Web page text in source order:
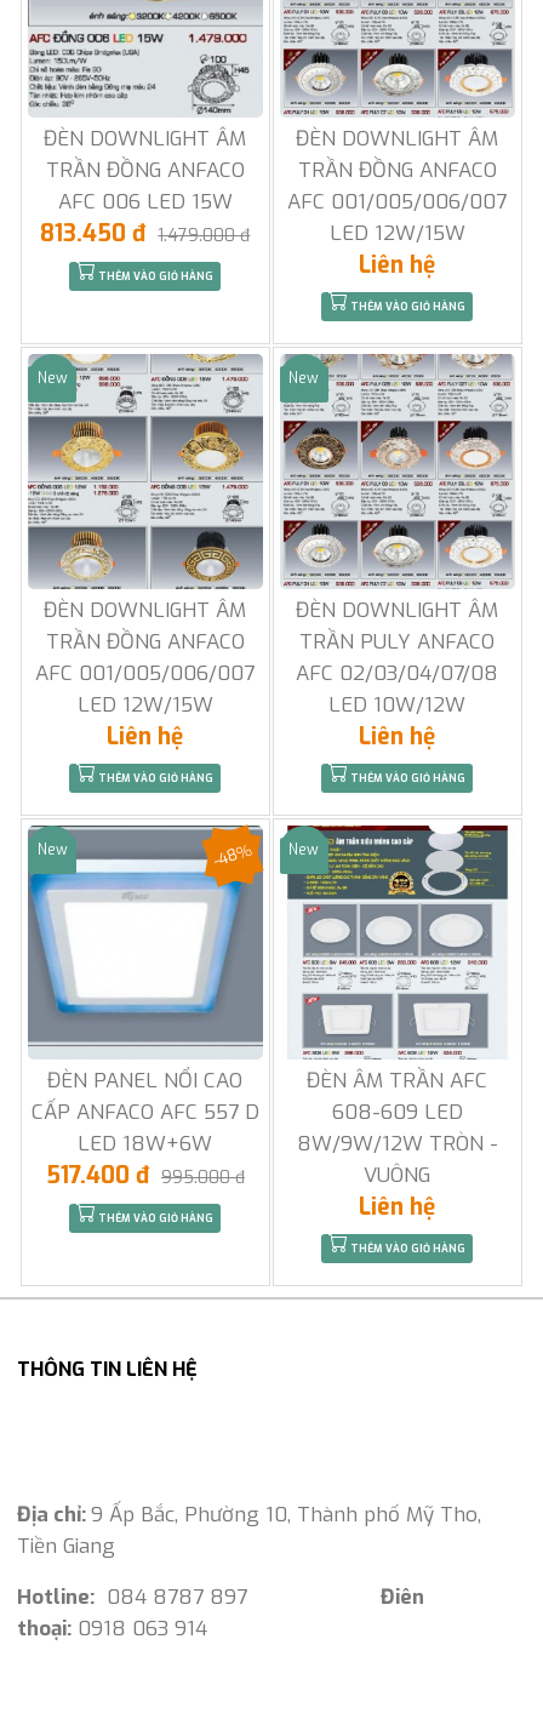
ĐÈN DOWNLIGHT ÂM
TRẦN ĐỒNG ANFACO
AFC 006 LED 15W
813.450 đ 1.479.000 đ
THÊM VÀO GIỎ HÀNG
ĐÈN DOWNLIGHT ÂM
TRẦN ĐỒNG ANFACO
AFC 001/005/006/007
LED 12W/15W
Liên hệ
THÊM VÀO GIỎ HÀNG
Sale
New
ĐÈN DOWNLIGHT ÂM
TRẦN ĐỒNG ANFACO
AFC 001/005/006/007
LED 12W/15W
Liên hệ
THÊM VÀO GIỎ HÀNG
Sale
New
ĐÈN DOWNLIGHT ÂM
TRẦN PULY ANFACO
AFC 02/03/04/07/08
LED 10W/12W
Liên hệ
THÊM VÀO GIỎ HÀNG
Sale
New
ĐÈN PANEL NỔI CAO
CẤP ANFACO AFC 557 D
LED 18W+6W
-48%
517.400 đ 995.000 đ
THÊM VÀO GIỎ HÀNG
Sale
New
ĐÈN ÂM TRẦN AFC
608-609 LED
8W/9W/12W TRÒN -
VUÔNG
Liên hệ
THÊM VÀO GIỎ HÀNG
THÔNG TIN LIÊN HỆ
Địa chỉ:9 Ấp Bắc, Phường 10, Thành phố Mỹ Tho,
Tiền Giang
Hotline: 084 8787 897 Điên
thoại: 0918 063 914